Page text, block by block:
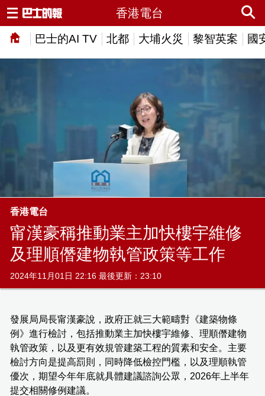
巴士的AI TV 北都 大埔火災 黎智英案 國
香港電台
香港電台
甯漢豪稱推動業主加快樓宇維修
及理順僭建物執管政策等工作
2024年11月01日 22:16 最後更新：23:10
發展局局長甯漢豪說，政府正就三大範疇對《建築物條
例》進行檢討，包括推動業主加快樓宇維修、理順僭建物
執管政策，以及更有效規管建築工程的質素和安全。主要
檢討方向是提高罰則，同時降低檢控門檻，以及理順執管
優次，期望今年年底就具體建議諮詢公眾，2026年上半年
提交相關修例建議。